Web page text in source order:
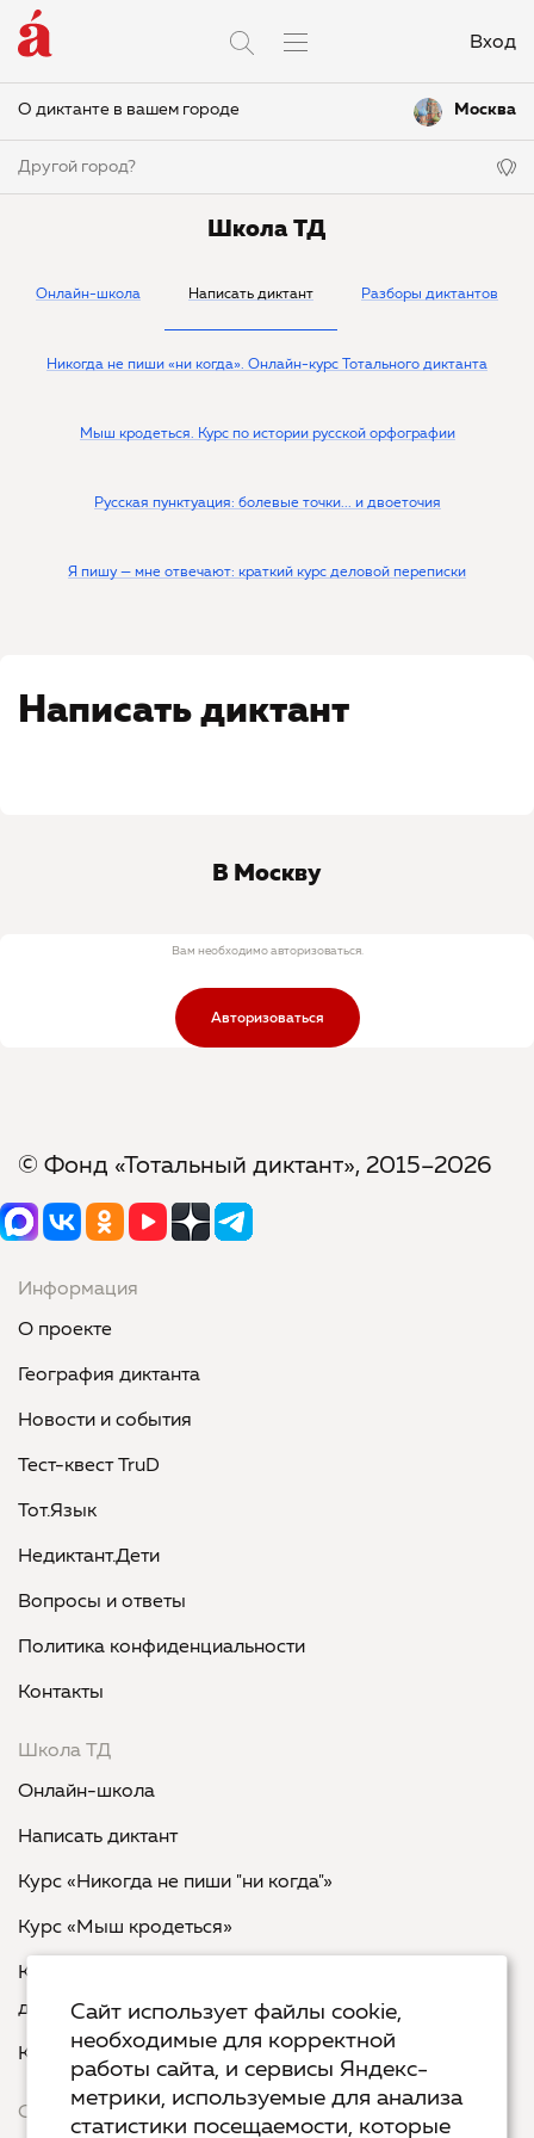
Вход
О диктанте в вашем городе Москва
Другой город?
Школа ТД
Онлайн-школа Написать диктант Разборы диктантов
Никогда не пиши «ни когда». Онлайн-курс Тотального диктанта
Мыш кродеться. Курс по истории русской орфографии
Русская пунктуация: болевые точки... и двоеточия
Я пишу — мне отвечают: краткий курс деловой переписки
Написать диктант
В Москву
Вам необходимо авторизоваться.
Авторизоваться
© Фонд «Тотальный диктант», 2015–2026
Информация
О проекте
География диктанта
Новости и события
Тест-квест TruD
Тот.Язык
Недиктант.Дети
Вопросы и ответы
Политика конфиденциальности
Контакты
Школа ТД
Онлайн-школа
Написать диктант
Курс «Никогда не пиши "ни когда"»
Курс «Мыш кродеться»
Курс «Русская пунктуация: болевые точки... и
двоеточия»
Курс «Я пишу - мне отвечают»
Сервисы
Сайт использует файлы cookie,
необходимые для корректной
работы сайта, и сервисы Яндекс-
метрики, используемые для анализа
статистики посещаемости, которые